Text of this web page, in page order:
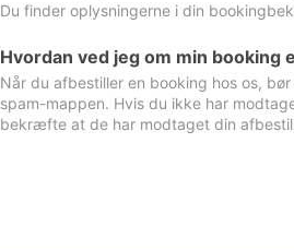
Du finder oplysningerne i din
Hvordan ved jeg om min booking
Når du afbestiller en booking hos os,
spam-mappen. Hvis du ikke har
bekræfte at de har modtaget din